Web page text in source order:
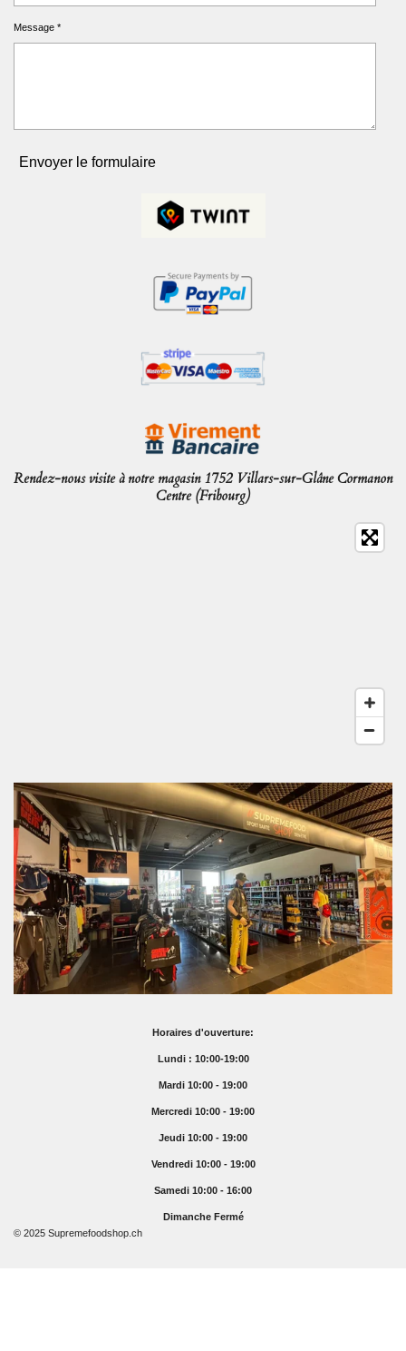
Message *
Envoyer le formulaire
Rendez-nous visite à notre magasin 1752 Villars-sur-Glâne Cormanon
Centre (Fribourg)
Horaires d'ouverture:
Lundi : 10:00-19:00
Mardi 10:00 - 19:00
Mercredi 10:00 - 19:00
Jeudi 10:00 - 19:00
Vendredi 10:00 - 19:00
Samedi 10:00 - 16:00
Dimanche Fermé
© 2025 Supremefoodshop.ch